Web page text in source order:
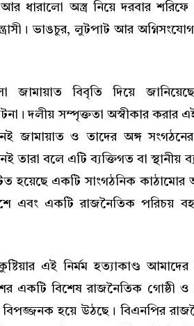
অস্ত্র নিয়ে দরবার শরিফে
ভাঙচুর, লুটপাট আর
বিবৃতি দিয়ে
দলীয় সম্পৃক্ততা অস্বীকার করার এই
জামায়াত ও তাদের অঙ্গ
বলে এটি ব্যক্তিগত বা স্থানীয়
হয়েছে একটি সাংগঠনিক কাঠামোর
এবং একটি রাজনৈতিক পরিচয়
এই নির্মম হত্যাকাণ্ড
একটি বিশেষ রাজনৈতিক গোষ্ঠী ও
হয়ে উঠছে। বিএনপির